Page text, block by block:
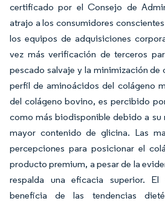
certificado por el Consejo de
atrajo a los consumidores
los equipos de adquisiciones
vez más verificación de terceros
pescado salvaje y la minimización de
perfil de aminoácidos del colágeno
del colágeno bovino, es percibido
como más biodisponible debido a su
mayor contenido de glicina. Las
percepciones para posicionar el
producto premium, a pesar de la
respalda una eficacia superior. El
beneficia de las tendencias